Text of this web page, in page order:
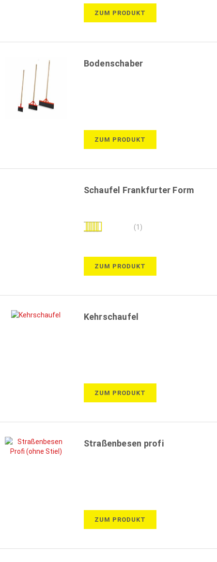
ZUM PRODUKT
Bodenschaber
ZUM PRODUKT
Schaufel Frankfurter Form
Bewertung: (1)
ZUM PRODUKT
Kehrschaufel
ZUM PRODUKT
Straßenbesen profi
ZUM PRODUKT